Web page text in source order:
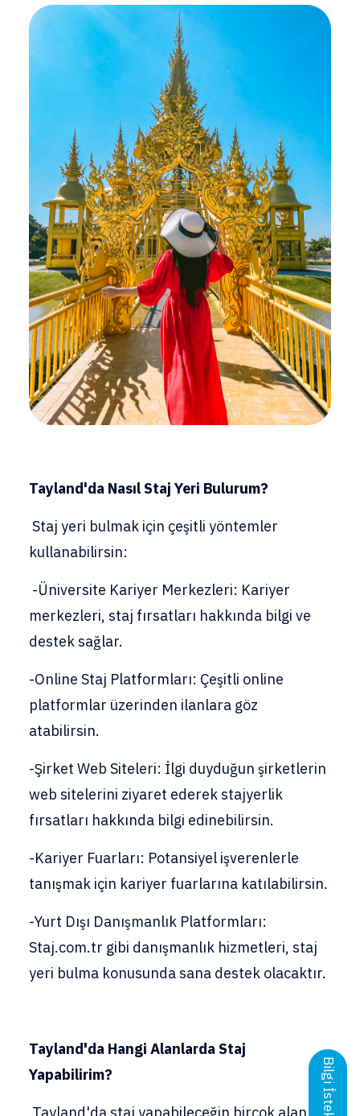
Tayland'da Nasıl Staj Yeri Bulurum?
Staj yeri bulmak için çeşitli yöntemler
kullanabilirsin:
-Üniversite Kariyer Merkezleri: Kariyer
merkezleri, staj fırsatları hakkında bilgi ve
destek sağlar.
-Online Staj Platformları: Çeşitli online
platformlar üzerinden ilanlara göz
atabilirsin.
-Şirket Web Siteleri: İlgi duyduğun şirketlerin
web sitelerini ziyaret ederek stajyerlik
fırsatları hakkında bilgi edinebilirsin.
-Kariyer Fuarları: Potansiyel işverenlerle
tanışmak için kariyer fuarlarına katılabilirsin.
-Yurt Dışı Danışmanlık Platformları:
Staj.com.tr gibi danışmanlık hizmetleri, staj
yeri bulma konusunda sana destek olacaktır.
Tayland'da Hangi Alanlarda Staj
Yapabilirim?